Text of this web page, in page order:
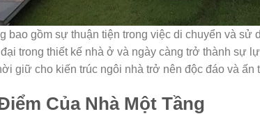
bao gồm sự thuận tiện trong việc di chuyển và
trong thiết kế nhà ở và ngày càng trở thành sự
giữ cho kiến trúc ngôi nhà trở nên độc đáo và ấn
Của Nhà Một Tầng